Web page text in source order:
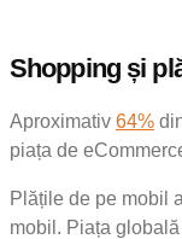
Shopping și
Aproximativ 64%
piața de
Plățile de pe mobil
mobil. Piața